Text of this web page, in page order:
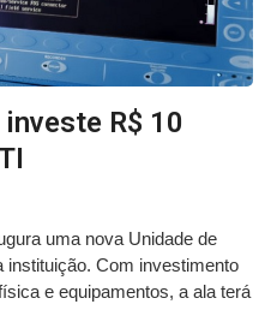
R$ 10
uma nova Unidade de
instituição. Com investimento
e equipamentos, a ala terá